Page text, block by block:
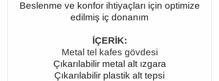
Beslenme ve konfor ihtiyaçları için optimize
edilmiş iç donanım
İÇERİK:
Metal tel kafes gövdesi
Çıkarılabilir metal alt ızgara
Çıkarılabilir plastik alt tepsi